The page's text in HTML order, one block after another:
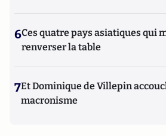
6Ces quatre pays asiatiques qui
renverser la table
7Et Dominique de Villepin
macronisme